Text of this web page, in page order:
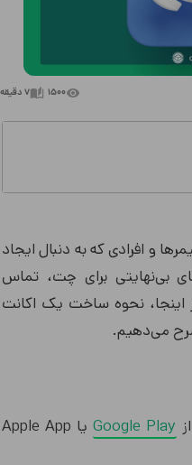
1500
7دقیقه
و افرادی که به دنبال ایجاد
برای چت، تماس
نحوه ساخت یک اکانت
می‌دهیم.
Google Play
یا Apple App